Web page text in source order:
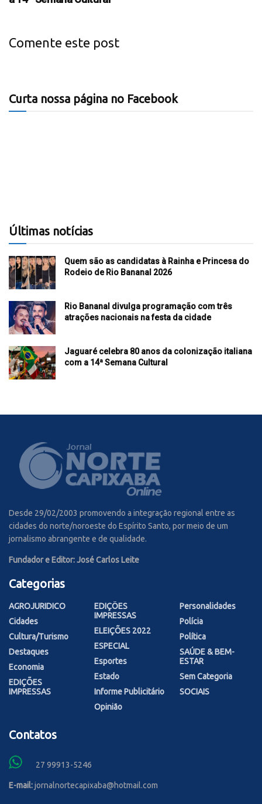
Comente este post
Curta nossa página no Facebook
Últimas notícias
Quem são as candidatas à Rainha e Princesa do
Rodeio de Rio Bananal 2026
Rio Bananal divulga programação com três
atrações nacionais na festa da cidade
Jaguaré celebra 80 anos da colonização italiana
com a 14ª Semana Cultural
Desde 29/02/2003 promovendo a integração regional entre as
cidades do norte/noroeste do Espírito Santo, por meio de um
jornalismo abrangente e de qualidade.
Fundador e Editor: José Carlos Leite
Categorias
AGROJURIDICO
Cidades
Cultura/Turismo
Destaques
Economia
EDIÇÕES
IMPRESSAS
EDIÇÕES
IMPRESSAS
ELEIÇÕES 2022
ESPECIAL
Esportes
Estado
Informe Publicitário
Opinião
Personalidades
Polícia
Política
SAÚDE & BEM-
ESTAR
Sem Categoria
SOCIAIS
Contatos
27 99913-5246
E-mail:jornalnortecapixaba@hotmail.com